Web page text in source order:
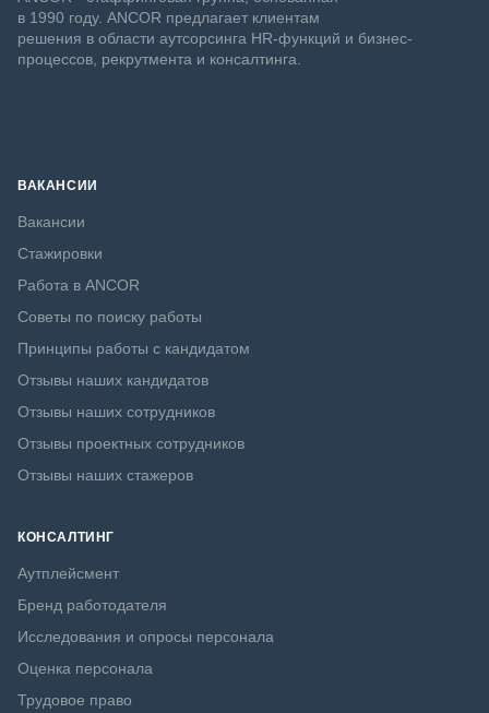
в 1990 году. ANCOR предлагает клиентам
решения в области аутсорсинга HR-функций и бизнес-
процессов, рекрутмента и консалтинга.
ВАКАНСИИ
Вакансии
Стажировки
Работа в ANCOR
Советы по поиску работы
Принципы работы с кандидатом
Отзывы наших кандидатов
Отзывы наших сотрудников
Отзывы проектных сотрудников
Отзывы наших стажеров
КОНСАЛТИНГ
Аутплейсмент
Бренд работодателя
Исследования и опросы персонала
Оценка персонала
Трудовое право